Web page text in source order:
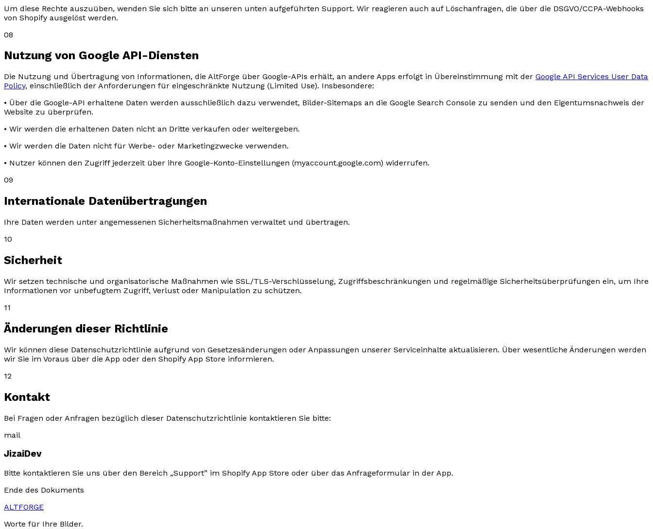
Um diese Rechte auszuüben, wenden Sie sich bitte an unseren unten aufgeführten Support. Wir reagieren auch auf Löschanfragen, die über die DSGVO/CCPA-Webhooks
von Shopify ausgelöst werden.
08
Nutzung von Google API-Diensten
Die Nutzung und Übertragung von Informationen, die AltForge über Google-APIs erhält, an andere Apps erfolgt in Übereinstimmung mit der Google API Services User Data
Policy, einschließlich der Anforderungen für eingeschränkte Nutzung (Limited Use). Insbesondere:
• Über die Google-API erhaltene Daten werden ausschließlich dazu verwendet, Bilder-Sitemaps an die Google Search Console zu senden und den Eigentumsnachweis der
Website zu überprüfen.
• Wir werden die erhaltenen Daten nicht an Dritte verkaufen oder weitergeben.
• Wir werden die Daten nicht für Werbe- oder Marketingzwecke verwenden.
• Nutzer können den Zugriff jederzeit über ihre Google-Konto-Einstellungen (myaccount.google.com) widerrufen.
09
Internationale Datenübertragungen
Ihre Daten werden unter angemessenen Sicherheitsmaßnahmen verwaltet und übertragen.
10
Sicherheit
Wir setzen technische und organisatorische Maßnahmen wie SSL/TLS-Verschlüsselung, Zugriffsbeschränkungen und regelmäßige Sicherheitsüberprüfungen ein, um Ihre
Informationen vor unbefugtem Zugriff, Verlust oder Manipulation zu schützen.
11
Änderungen dieser Richtlinie
Wir können diese Datenschutzrichtlinie aufgrund von Gesetzesänderungen oder Anpassungen unserer Serviceinhalte aktualisieren. Über wesentliche Änderungen werden
wir Sie im Voraus über die App oder den Shopify App Store informieren.
12
Kontakt
Bei Fragen oder Anfragen bezüglich dieser Datenschutzrichtlinie kontaktieren Sie bitte:
mail
JizaiDev
Bitte kontaktieren Sie uns über den Bereich „Support” im Shopify App Store oder über das Anfrageformular in der App.
Ende des Dokuments
ALTFORGE
Worte für Ihre Bilder.